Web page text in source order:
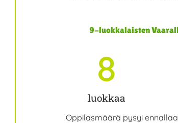
9-luokkalaisten
luokkaa
8
Oppilasmäärä pysyi